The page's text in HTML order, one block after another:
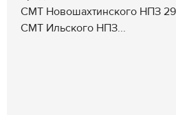
СМТ Новошахтинского НПЗ
СМТ Ильского НПЗ...